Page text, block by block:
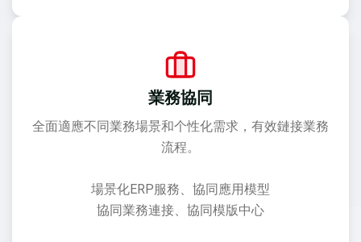
業務協同
全面適應不同業務場景和个性化需求，有效鏈接業務
流程。
場景化ERP服務、協同應用模型
協同業務連接、協同模版中心